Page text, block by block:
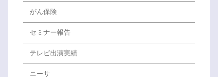
がん保険
セミナー報告
テレビ出演実績
ニーサ